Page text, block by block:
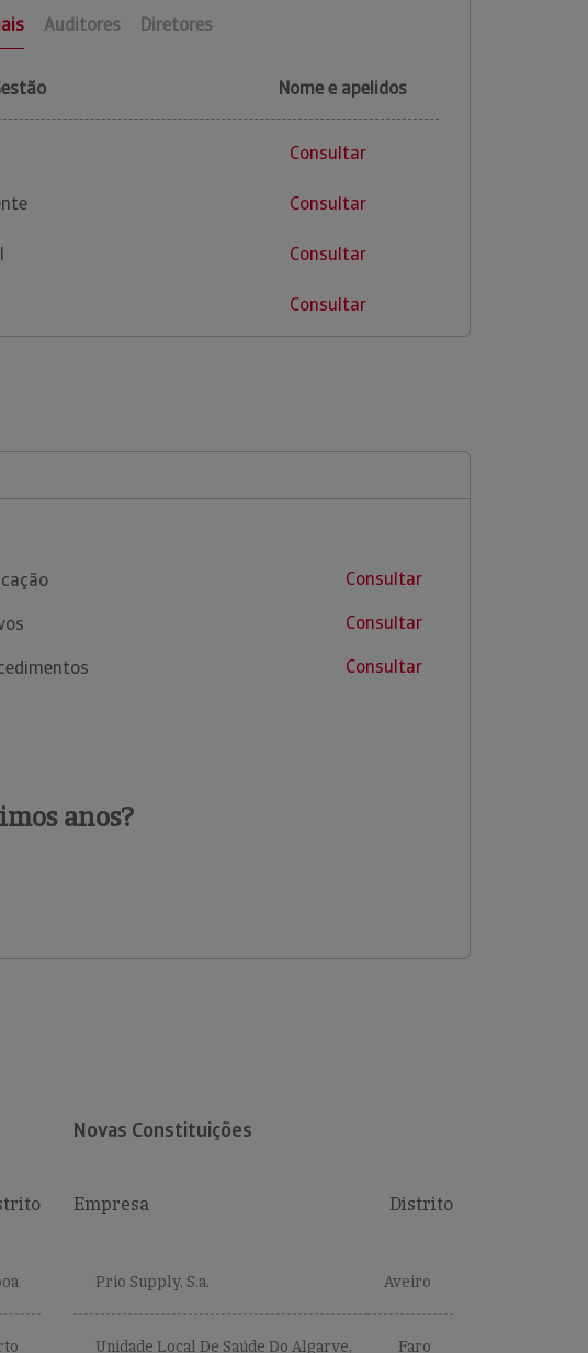
Auditores Diretores
Nome e apelidos
Consultar
Consultar
Consultar
Consultar
Consultar
Consultar
Consultar
anos?
Novas Constituições
Empresa Distrito
Prio Supply, S.a. Aveiro
Unidade Local De Saúde Do Algarve, Faro